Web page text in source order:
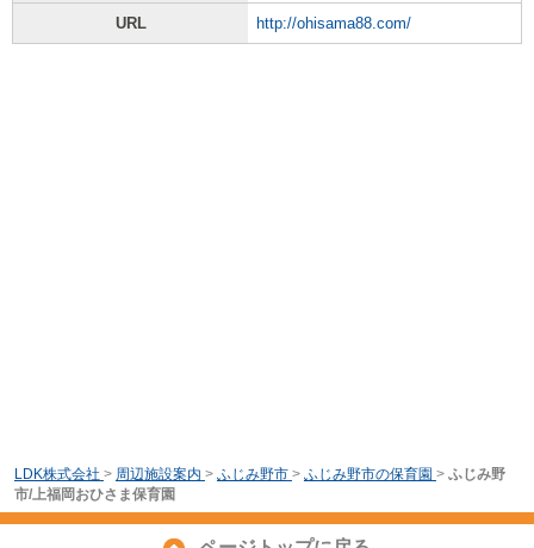
URL http://ohisama88.com/
LDK株式会社 > 周辺施設案内 > ふじみ野市 > ふじみ野市の保育園 > ふじみ野
市/上福岡おひさま保育園